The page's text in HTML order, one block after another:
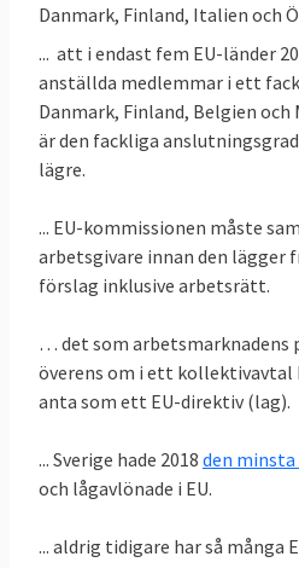
EU har även en
påverkar
medlemsländerna. Den
behandling, social
diskriminering.
Sedan finns det ett
huvudsakligen reglerar
men som kan ha en viss
bolagsrättsliga direktiv
reglerar
2. Vad är den sociala
Det är en samling
Danmark, Finland, Italien och
... att i endast fem EU-länder
anställda medlemmar i ett
Danmark, Finland, Belgien
är den fackliga
lägre.
... EU-kommissionen måste
arbetsgivare innan den lägger
förslag inklusive arbetsrätt.
… det som arbetsmarknadens
överens om i ett kollektivavtal
anta som ett EU-direktiv (lag).
... Sverige hade 2018 den
och lågavlönade i EU.
... aldrig tidigare har så många